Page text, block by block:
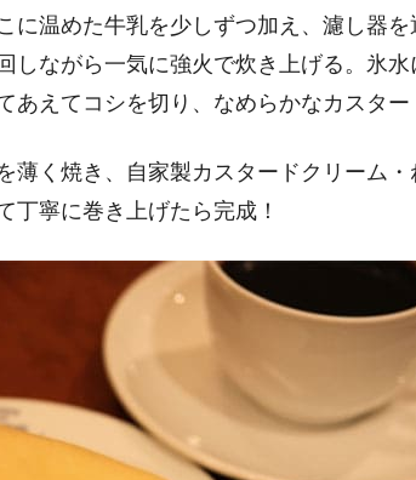
に温めた牛乳を少しずつ加え、濾し器
しながら一気に強火で炊き上げる。氷
あえてコシを切り、なめらかなカスター
薄く焼き、自家製カスタードクリーム
丁寧に巻き上げたら完成！